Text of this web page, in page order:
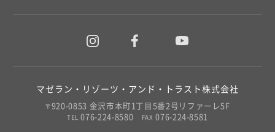
マゼラン・リゾーツ・アンド・トラスト株式会社
〒 920-0853 金沢市本町1丁目5番2号リファーレ5F
TEL 076-224-8580 FAX 076-224-8581